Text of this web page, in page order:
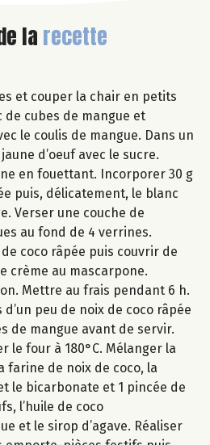
larecette
et couper la chair en petits
de cubes de mangue et
le coulis de mangue. Dans un
d’oeuf avec le sucre.
en fouettant. Incorporer 30 g
puis, délicatement, le blanc
Verser une couche de
au fond de 4 verrines.
coco râpée puis couvrir de
crème au mascarpone.
Mettre au frais pendant 6 h.
peu de noix de coco râpée
de mangue avant de servir.
le four à 180°C. Mélanger la
farine de noix de coco, la
le bicarbonate et 1 pincée de
l’huile de coco
et le sirop d’agave. Réaliser